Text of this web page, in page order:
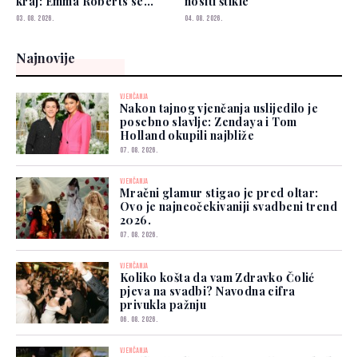
udala
03. 08. 2026. 04. 08. 2026.
Najnovije
VJENČANJA
Nakon tajnog vjenčanja uslijedilo je
posebno slavlje: Zendaya i Tom
Holland okupili najbliže
07. 08. 2026.
VJENČANJA
Mračni glamur stigao je pred oltar:
Ovo je najneočekivaniji svadbeni trend
2026.
07. 08. 2026.
VJENČANJA
Koliko košta da vam Zdravko Čolić
pjeva na svadbi? Navodna cifra
privukla pažnju
06. 08. 2026.
VJENČANJA